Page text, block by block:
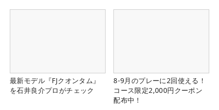
最新モデル『FJクオンタム』
を石井良介プロがチェック
8-9月のプレーに2回使える！
コース限定2,000円クーポン
配布中！